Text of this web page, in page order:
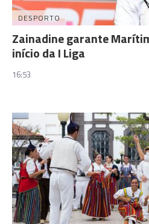
DESPORTO
Zainadine garante
início da I Liga
16:53